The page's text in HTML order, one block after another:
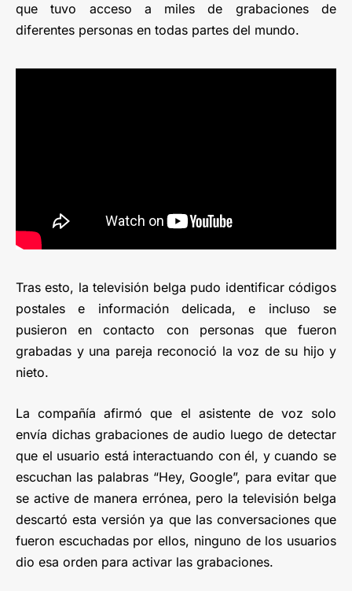
que tuvo acceso a miles de grabaciones de
diferentes personas en todas partes del mundo.
Tras esto, la televisión belga pudo identificar códigos
postales e información delicada, e incluso se
pusieron en contacto con personas que fueron
grabadas y una pareja reconoció la voz de su hijo y
nieto.
La compañía afirmó que el asistente de voz solo
envía dichas grabaciones de audio luego de detectar
que el usuario está interactuando con él, y cuando se
escuchan las palabras “Hey, Google”, para evitar que
se active de manera errónea, pero la televisión belga
descartó esta versión ya que las conversaciones que
fueron escuchadas por ellos, ninguno de los usuarios
dio esa orden para activar las grabaciones.